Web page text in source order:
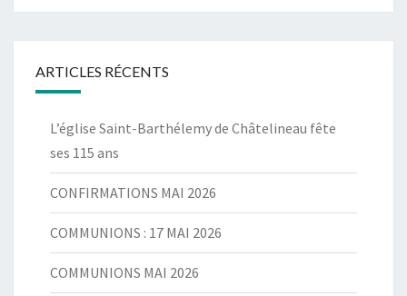
ARTICLES RÉCENTS
L’église Saint-Barthélemy de Châtelineau fête
ses 115 ans
CONFIRMATIONS MAI 2026
COMMUNIONS : 17 MAI 2026
COMMUNIONS MAI 2026